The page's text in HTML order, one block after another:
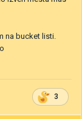
na bucket listi.
3